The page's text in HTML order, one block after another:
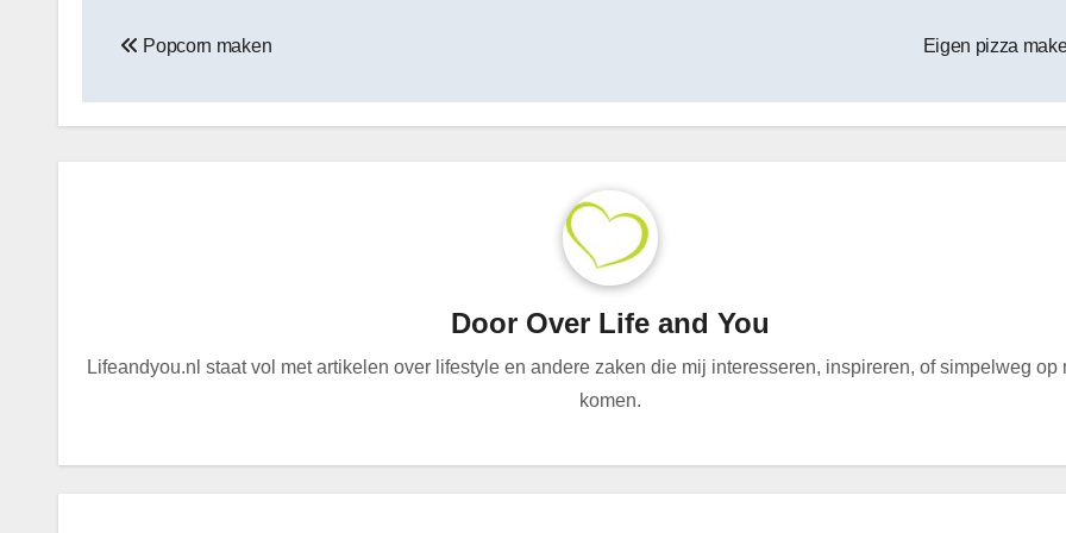
navigatie
Popcorn maken Eigen pizza
Door Over Life and You
Lifeandyou.nl staat vol met artikelen over lifestyle en andere zaken die mij interesseren, inspireren, of simpelweg op
komen.